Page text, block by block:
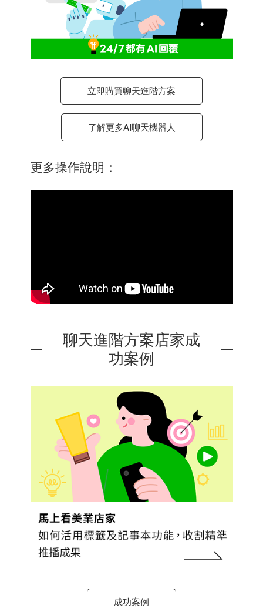
立即購買聊天進階方案
了解更多AI聊天機器人
更多操作說明：
聊天進階方案店家成
功案例
成功案例